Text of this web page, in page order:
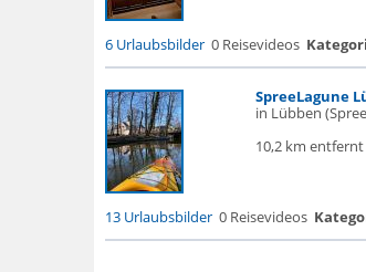
6 Urlaubsbilder 0 Reisevideos
SpreeLagune
in Lübben
10,2 km entfernt
13 Urlaubsbilder 0 Reisevideos